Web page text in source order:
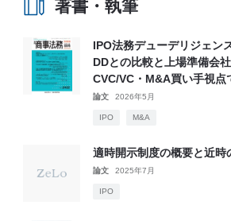
著書・執筆
IPO法務デューデリジェン
DDとの比較と上場準備会
CVC/VC・M&A買い手視点
論文 2026年5月
IPO M&A
適時開示制度の概要と近時
論文 2025年7月
IPO